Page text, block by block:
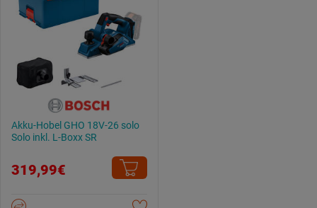
Akku-Hobel GHO 18V-26 solo
Solo inkl. L-Boxx SR
319,99€